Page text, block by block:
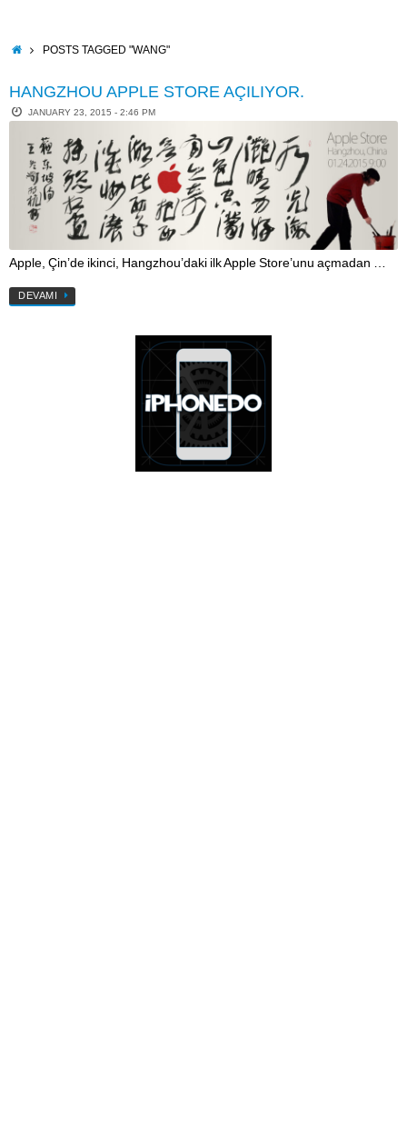
contentHOMEPOSTS TAGGED "WANG"
HANGZHOU APPLE STORE AÇILIYOR.
JANUARY 23, 2015 - 2:46 PM
Apple, Çin’de ikinci, Hangzhou’daki ilk Apple Store’unu açmadan …
DEVAMI